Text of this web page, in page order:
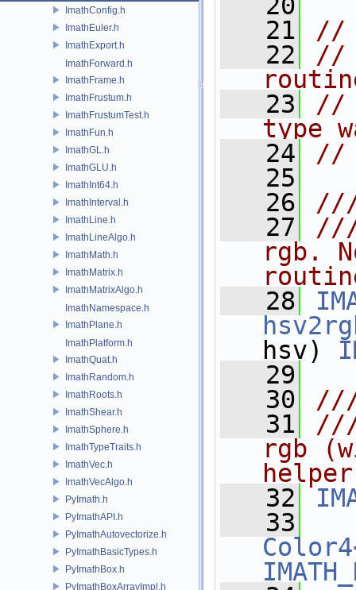
ImathConfig.h
ImathEuler.h
ImathExport.h
ImathForward.h
ImathFrame.h
ImathFrustum.h
ImathFrustumTest.h
ImathFun.h
ImathGL.h
ImathGLU.h
ImathInt64.h
ImathInterval.h
ImathLine.h
ImathLineAlgo.h
ImathMath.h
ImathMatrix.h
ImathMatrixAlgo.h
ImathNamespace.h
ImathPlane.h
ImathPlatform.h
ImathQuat.h
ImathRandom.h
ImathRoots.h
ImathShear.h
ImathSphere.h
ImathTypeTraits.h
ImathVec.h
ImathVecAlgo.h
PyImath.h
PyImathAPI.h
PyImathAutovectorize.h
PyImathBasicTypes.h
PyImathBox.h
PyImathBoxArrayImpl.h
   21
//
   22
//
   23
//
type
   24
//
   25
   26
   27
///
rgb.
   28
hsv)
   29
   30
   31
///
rgb
   32
   33